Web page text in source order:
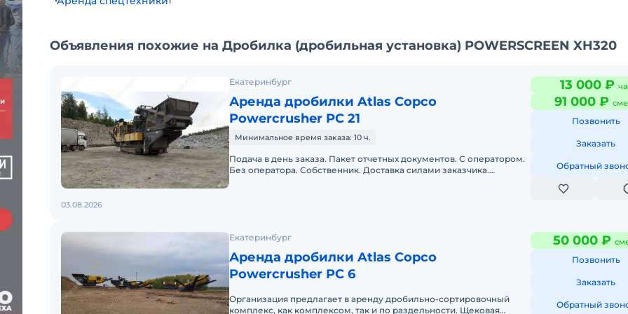
Объявления похожие на Дробилка (дробильная установка) POWERSCREEN XH320
Екатеринбург
Аренда дробилки Atlas Copco
Powercrusher PC 21
Минимальное время заказа: 10 ч.
Подача в день заказа. Пакет отчетных документов. С оператором.
Без оператора. Собственник. Доставка силами заказчика.
13 000 ₽
91 000 ₽
Позвонить
Заказать
Обратный
03.08.2026
Екатеринбург
Аренда дробилки Atlas Copco
Powercrusher PC 6
Организация предлагает в аренду дробильно-сортировочный
комплекс, как комплексом, так и по раздельности. Щековая
50 000 ₽
Позвонить
Заказать
Обратный